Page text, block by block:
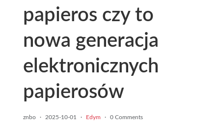
papieros czy to
nowa generacja
elektronicznych
papierosów
znbo · 2025-10-01 · Edym · 0 Comments